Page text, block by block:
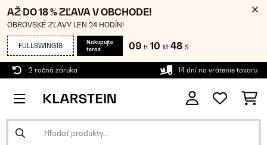
AŽ DO 18 % ZĽAVA V OBCHODE!
OBROVSKÉ ZĽAVY LEN 24 HODÍN!
FULLSWING18
Nakupujte
teraz
09 H 10 M 48 S
2 ročná záruka 14 dní na vrátenie tovaru